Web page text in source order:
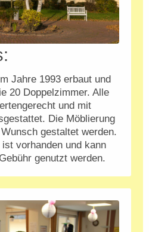
Jahre 1993 erbaut und
20 Doppelzimmer. Alle
und mit
Die Möblierung
gestaltet werden.
vorhanden und kann
genutzt werden.